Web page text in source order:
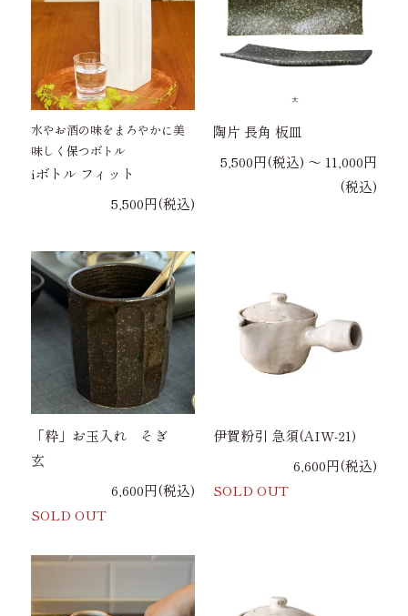
水やお酒の味をまろやかに美
味しく保つボトル
iボトル フィット
5,500円(税込)
陶片 長角 板皿
5,500円(税込) 〜 11,000円
(税込)
「粋」お玉入れ そぎ
玄
6,600円(税込)
SOLD OUT
伊賀粉引 急須(AIW-21)
6,600円(税込)
SOLD OUT